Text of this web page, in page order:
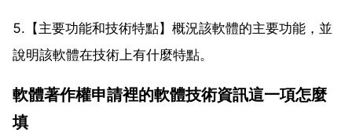
5.【主要功能和技術特點】概況該軟體的主要功能，並
說明該軟體在技術上有什麼特點。
軟體著作權申請裡的軟體技術資訊這一項怎麼
填